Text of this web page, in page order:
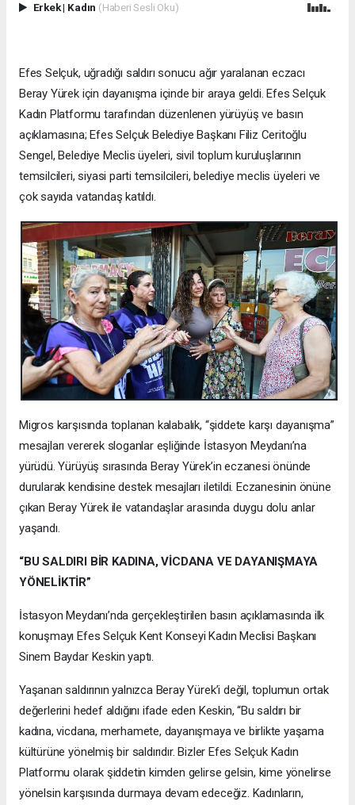
Erkek| Kadın (Haberi Sesli Oku)
Efes Selçuk, uğradığı saldırı sonucu ağır yaralanan eczacı
Beray Yürek için dayanışma içinde bir araya geldi. Efes Selçuk
Kadın Platformu tarafından düzenlenen yürüyüş ve basın
açıklamasına; Efes Selçuk Belediye Başkanı Filiz Ceritoğlu
Sengel, Belediye Meclis üyeleri, sivil toplum kuruluşlarının
temsilcileri, siyasi parti temsilcileri, belediye meclis üyeleri ve
çok sayıda vatandaş katıldı.
Migros karşısında toplanan kalabalık, “şiddete karşı dayanışma”
mesajları vererek sloganlar eşliğinde İstasyon Meydanı’na
yürüdü. Yürüyüş sırasında Beray Yürek’in eczanesi önünde
durularak kendisine destek mesajları iletildi. Eczanesinin önüne
çıkan Beray Yürek ile vatandaşlar arasında duygu dolu anlar
yaşandı.
“BU SALDIRI BİR KADINA, VİCDANA VE DAYANIŞMAYA
YÖNELİKTİR”
İstasyon Meydanı’nda gerçekleştirilen basın açıklamasında ilk
konuşmayı Efes Selçuk Kent Konseyi Kadın Meclisi Başkanı
Sinem Baydar Keskin yaptı.
Yaşanan saldırının yalnızca Beray Yürek’i değil, toplumun ortak
değerlerini hedef aldığını ifade eden Keskin, “Bu saldırı bir
kadına, vicdana, merhamete, dayanışmaya ve birlikte yaşama
kültürüne yönelmiş bir saldırıdır. Bizler Efes Selçuk Kadın
Platformu olarak şiddetin kimden gelirse gelsin, kime yönelirse
yönelsin karşısında durmaya devam edeceğiz. Kadınların,